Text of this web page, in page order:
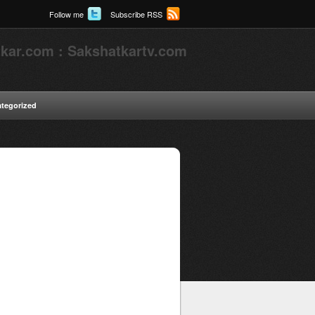
Follow me Subscribe RSS
: Sakshatkartv.com